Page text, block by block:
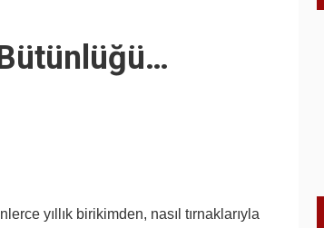
yıllık birikimden, nasıl tırnaklarıyla